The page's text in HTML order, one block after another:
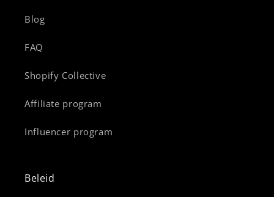
Blog
FAQ
Shopify Collective
Affiliate program
Influencer program
Beleid